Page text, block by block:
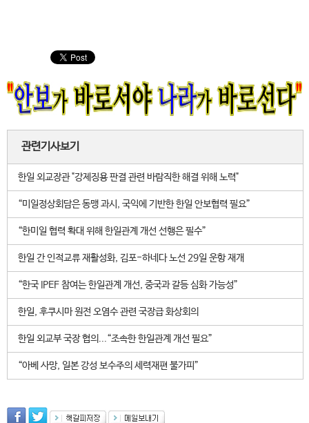
관련기사보기
한일 외교장관 "강제징용 판결 관련 바람직한 해결 위해 노력"
“미일정상회담은 동맹 과시, 국익에 기반한 한일 안보협력 필요”
“한미일 협력 확대 위해 한일관계 개선 선행은 필수”
한일 간 인적교류 재활성화, 김포-하네다 노선 29일 운항 재개
“한국 IPEF 참여는 한일관계 개선, 중국과 갈등 심화 가능성”
한일, 후쿠시마 원전 오염수 관련 국장급 화상회의
한일 외교부 국장 협의...“조속한 한일관계 개선 필요”
“아베 사망, 일본 강성 보수주의 세력재편 불가피”